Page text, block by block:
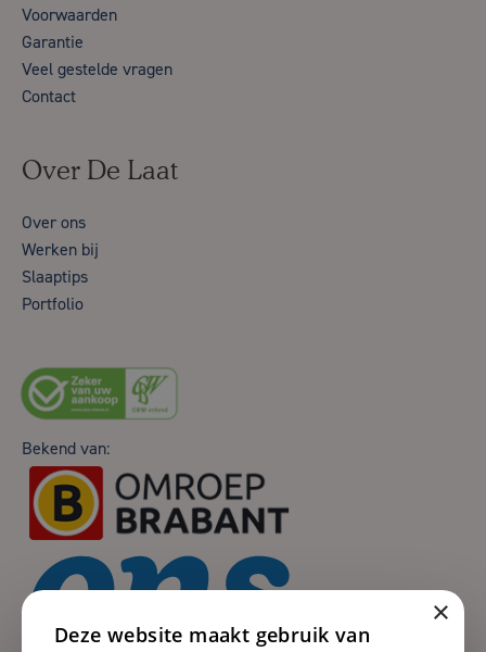
Voorwaarden
Garantie
Veel gestelde vragen
Contact
Over De Laat
Over ons
Werken bij
Slaaptips
Portfolio
Bekend van:
×
Deze website maakt gebruik van